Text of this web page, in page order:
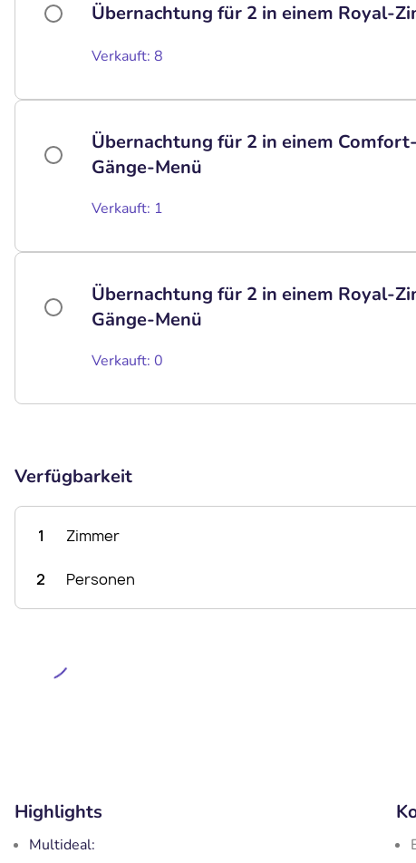
Übernachtung für 2 in einem Royal-
Verkauft: 8
Übernachtung für 2 in einem
Gänge-Menü
Verkauft: 1
Übernachtung für 2 in einem Royal-
Gänge-Menü
Verkauft: 0
Verfügbarkeit
1 Zimmer
2 Personen
Highlights
Multideal: